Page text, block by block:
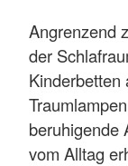
Angrenzend
der
Kinderbetten
beruhigende
vom Alltag